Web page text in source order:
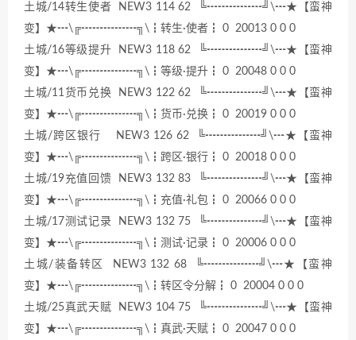
土城/14转生使者 NEW3 114 62 ╚┅┅┅┅┅╝\┅★【蛮神
变】★┅\╔┅┅┅┅┅╗\┇转生·使者┇ 0 20013 0 0 0
土城/16等级提升 NEW3 118 62 ╚┅┅┅┅┅╝\┅★【蛮神
变】★┅\╔┅┅┅┅┅╗\┇等级·提升┇ 0 20048 0 0 0
土城/11货币兑换 NEW3 122 62 ╚┅┅┅┅┅╝\┅★【蛮神
变】★┅\╔┅┅┅┅┅╗\┇货币·兑换┇ 0 20019 0 0 0
土城/跨区银行 NEW3 126 62 ╚┅┅┅┅┅╝\┅★【蛮神
变】★┅\╔┅┅┅┅┅╗\┇跨区·银行┇ 0 20018 0 0 0
土城/19充值回馈 NEW3 132 83 ╚┅┅┅┅┅╝\┅★【蛮神
变】★┅\╔┅┅┅┅┅╗\┇充值·礼包┇ 0 20066 0 0 0
土城/17测试记录 NEW3 132 75 ╚┅┅┅┅┅╝\┅★【蛮神
变】★┅\╔┅┅┅┅┅╗\┇测试·记录┇ 0 20006 0 0 0
土城/装备转区 NEW3 132 68 ╚┅┅┅┅┅╝\┅★【蛮神
变】★┅\╔┅┅┅┅┅╗\┇转区令分解┇ 0 20004 0 0 0
土城/25真武天赋 NEW3 104 75 ╚┅┅┅┅┅╝\┅★【蛮神
变】★┅\╔┅┅┅┅┅╗\┇真武·天赋┇ 0 20047 0 0 0